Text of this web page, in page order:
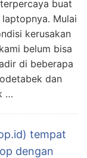
buat
Mulai
kerusakan
belum bisa
di beberapa
dan
…
tempat
dengan